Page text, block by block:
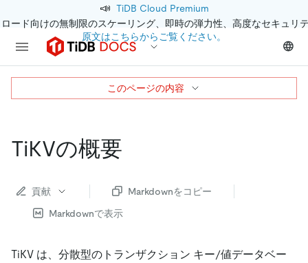
📣 TiDB Cloud Premium
ード向けの無制限のスケーリング、即時の弾力性、高度なセキュリ
原文はこちらからご覧ください。
TiKVの概要
貢献
Markdownをコピー
Markdownで表示
TiKV は、分散型のトランザクション キー/値データベー
このページの内容